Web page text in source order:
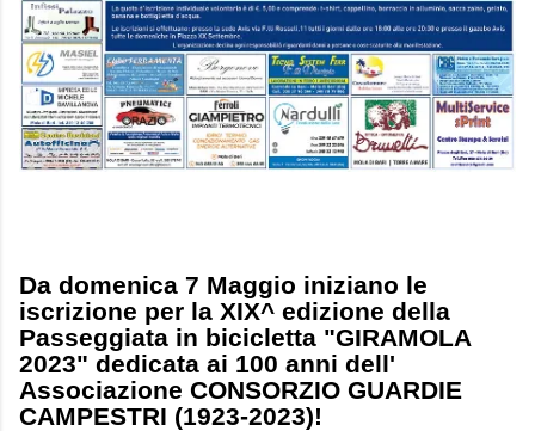
Da domenica 7 Maggio iniziano le
iscrizione per la XIX^ edizione della
Passeggiata in bicicletta "GIRAMOLA
2023" dedicata ai 100 anni dell'
Associazione CONSORZIO GUARDIE
CAMPESTRI (1923-2023)!